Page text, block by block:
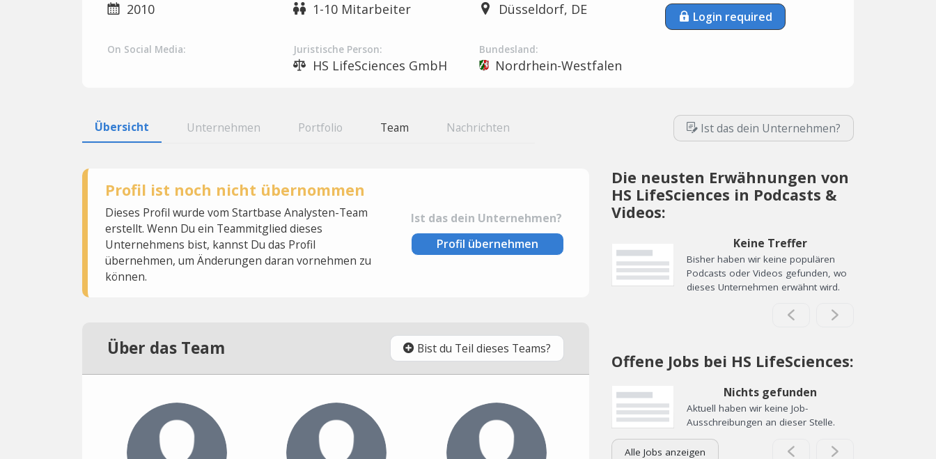
2010 1-10 Mitarbeiter Düsseldorf, DE Login required
On Social Media: Juristische Person:
HS LifeSciences GmbH
Bundesland:
Nordrhein-Westfalen
Übersicht Unternehmen Portfolio Team Nachrichten Ist das dein Unternehmen?
Profil ist noch nicht übernommen
Dieses Profil wurde vom Startbase Analysten-Team
erstellt. Wenn Du ein Teammitglied dieses
Unternehmens bist, kannst Du das Profil
übernehmen, um Änderungen daran vornehmen zu
können.
Ist das dein Unternehmen?
Profil übernehmen
Über das Team Bist du Teil dieses Teams?
Die neusten Erwähnungen von
HS LifeSciences in Podcasts &
Videos:
Keine Treffer
Bisher haben wir keine populären
Podcasts oder Videos gefunden, wo
dieses Unternehmen erwähnt wird.
Offene Jobs bei HS LifeSciences:
Nichts gefunden
Aktuell haben wir keine Job-
Ausschreibungen an dieser Stelle.
Alle Jobs anzeigen